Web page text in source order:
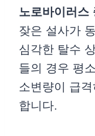
노로바이러스
잦은 설사가
심각한 탈수
들의 경우 평
소변량이 급
합니다.